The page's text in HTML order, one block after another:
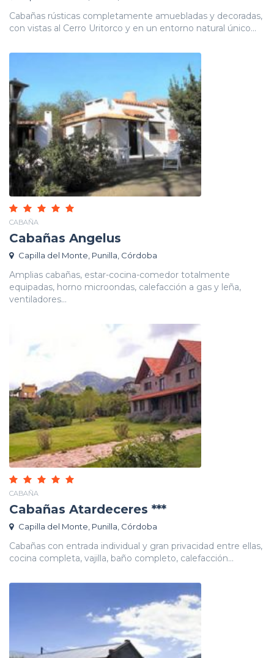
Cabañas rústicas completamente amuebladas y decoradas,
con vistas al Cerro Uritorco y en un entorno natural único...
CABAÑA
Cabañas Angelus
Capilla del Monte, Punilla, Córdoba
Amplias cabañas, estar-cocina-comedor totalmente
equipadas, horno microondas, calefacción a gas y leña,
ventiladores...
CABAÑA
Cabañas Atardeceres ***
Capilla del Monte, Punilla, Córdoba
Cabañas con entrada individual y gran privacidad entre ellas,
cocina completa, vajilla, baño completo, calefacción...